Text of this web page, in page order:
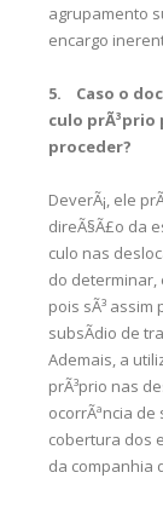
agrupamento
encargo
5. Caso o
culo prÃ³prio
proceder?
DeverÃ¡, ele
direÃ§Ã£o da
culo nas
do determinar,
pois sÃ³ assim
subsÃ­dio de
Ademais, a
prÃ³prio nas
ocorrÃªncia
cobertura dos
da companhia